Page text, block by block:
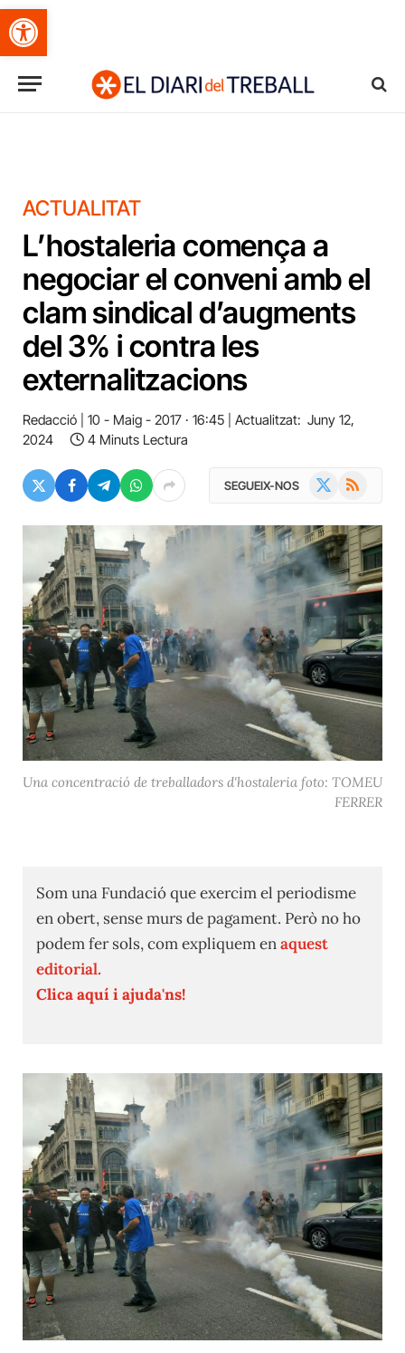
Obre la barra d'eines
ACTUALITAT
L’hostaleria comença a
negociar el conveni amb el
clam sindical d’augments
del 3% i contra les
externalitzacions
Redacció 10 - Maig - 2017 · 16:45 Actualitzat: Juny 12,
2024
4 Minuts Lectura
SEGUEIX-NOS RSS
Una concentració de treballadors d'hostaleria foto: TOMEU
FERRER
Som una Fundació que exercim el periodisme
en obert, sense murs de pagament. Però no ho
podem fer sols, com expliquem enaquest
editorial.
Clica aquí i ajuda'ns!